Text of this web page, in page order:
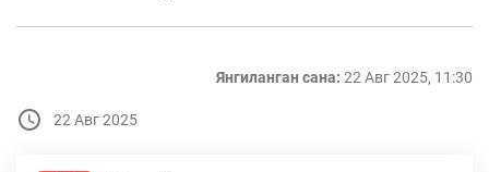
Янгиланган сана: 22 Авг 2025, 11:30
22 Авг 2025